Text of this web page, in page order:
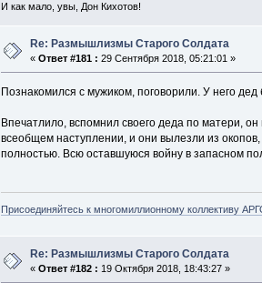
И как мало, увы, Дон Кихотов!
Re: Размышлизмы Старого Солдата
«Ответ #181 : 29 Сентября 2018, 05:21:01 »
Познакомился с мужиком, поговорили. У него
Впечатлило, вспомнил своего деда по матери, он
всеобщем наступлении, и они вылезли из
полностью. Всю оставшуюся войну в запасном
Присоединяйтесь к многомиллионному коллективу
Re: Размышлизмы Старого Солдата
«Ответ #182 : 19 Октября 2018, 18:43:27 »